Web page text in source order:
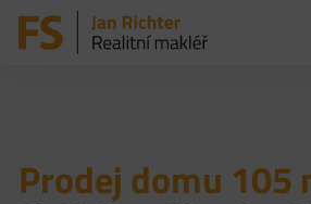
Prodej domu 105